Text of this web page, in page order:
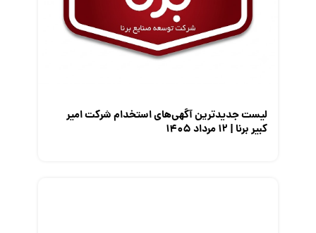
معرفی متخصصان منابع انسانی
لیست جدیدترین آگهی‌های استخدام شرکت امیر
کبیر برنا | ۱۲ مرداد ۱۴۰۵